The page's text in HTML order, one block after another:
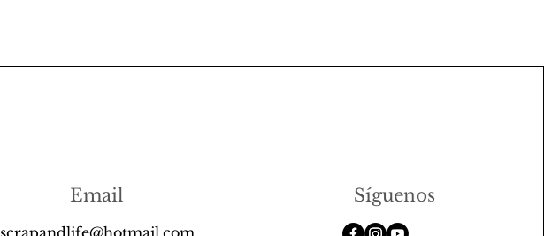
Email
scrapandlife@hotmail.com
Síguenos